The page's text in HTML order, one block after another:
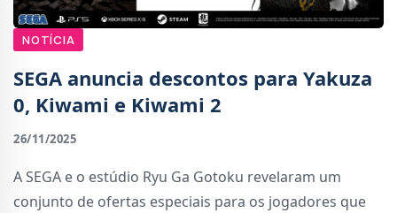
NOTÍCIA
SEGA anuncia descontos para Yakuza
0, Kiwami e Kiwami 2
26/11/2025
A SEGA e o estúdio Ryu Ga Gotoku revelaram um
conjunto de ofertas especiais para os jogadores que